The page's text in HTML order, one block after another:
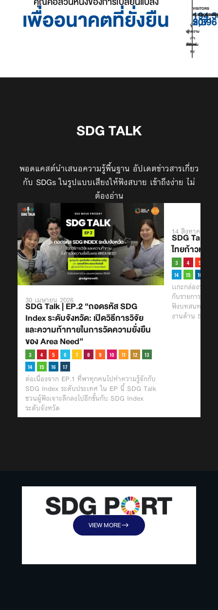
เพื่ออนาคตที่ยั่งยืน VISITORS
ผู้
เข้า
ชม
ผู้
ติดตาม
507
บทความ
ตีพิมพ์
2,396
SDG TALK
พอดแคสต์นำเสนอความรู้พื้นฐาน อัปเดตข่าวสารเกี่ยว
กับ SDGs ในรูปแบบเสียงให้ฟังสบาย เข้าถึงง่าย ไม่
ต้องอ่าน
30 เมษายน 2026
SDG Talk | EP.2 “ถอดรหัส SDG
Index ระดับจังหวัด: เปิดวิธีการวิจัย
และความท้าทายในการวัดความยั่งยืน
ของ Area Need”
ต่อเนื่องจาก EP.1 ที่พาทุกคนไปทำความรู้จักกับ
SDG Index ระดับประเทศ ใน EP นี้ SDG Talk
ชวนผู้ฟังเจาะลึกลงไปอีกขั้นกับ SDG Index
ระดับจังหวัด
14 สิงหาคม
SDG Talk |
ไทยก้าวหน้า
เเกะกล่องราย
กับรายการ
ฟังบทสนทนาระ
งานด้าน
VIEW MORE